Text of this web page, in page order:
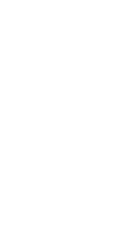
BRASILIA-DF!